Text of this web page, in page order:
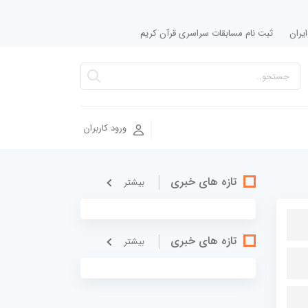
ثبت نام مسابقات سراسری قرآن کریم
ورود کاربران
تازه های خبری بيشتر
تازه های خبری بيشتر